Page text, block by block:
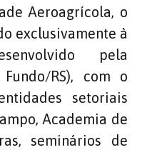
Aeroagrícola, o
exclusivamente à
pela
RS), com o
setoriais
Academia de
seminários de